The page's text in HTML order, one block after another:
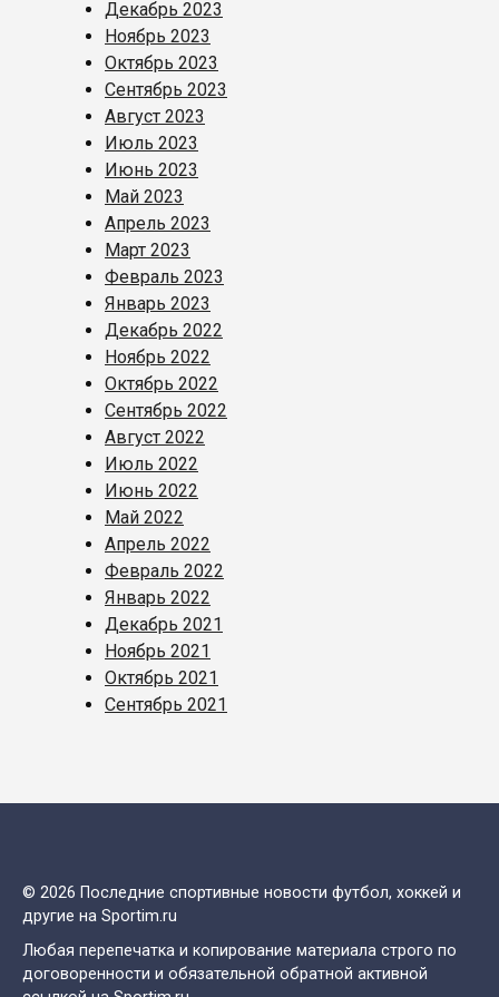
Декабрь 2023
Ноябрь 2023
Октябрь 2023
Сентябрь 2023
Август 2023
Июль 2023
Июнь 2023
Май 2023
Апрель 2023
Март 2023
Февраль 2023
Январь 2023
Декабрь 2022
Ноябрь 2022
Октябрь 2022
Сентябрь 2022
Август 2022
Июль 2022
Июнь 2022
Май 2022
Апрель 2022
Февраль 2022
Январь 2022
Декабрь 2021
Ноябрь 2021
Октябрь 2021
Сентябрь 2021
© 2026 Последние спортивные новости футбол, хоккей и
другие на Sportim.ru
Любая перепечатка и копирование материала строго по
договоренности и обязательной обратной активной